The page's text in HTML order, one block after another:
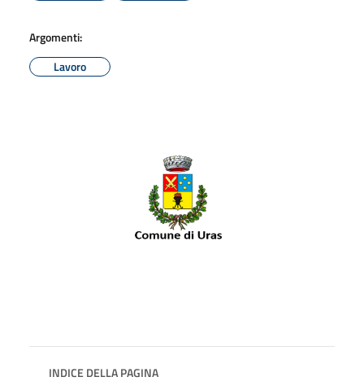
Argomenti:
Lavoro
INDICE DELLA PAGINA